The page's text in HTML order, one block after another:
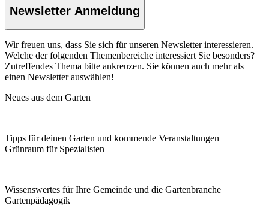
Newsletter Anmeldung
Wir freuen uns, dass Sie sich für unseren Newsletter interessieren.
Welche der folgenden Themenbereiche interessiert Sie besonders?
Zutreffendes Thema bitte ankreuzen. Sie können auch mehr als
einen Newsletter auswählen!
Neues aus dem Garten
Tipps für deinen Garten und kommende Veranstaltungen
Grünraum für Spezialisten
Wissenswertes für Ihre Gemeinde und die Gartenbranche
Garten­pädagogik